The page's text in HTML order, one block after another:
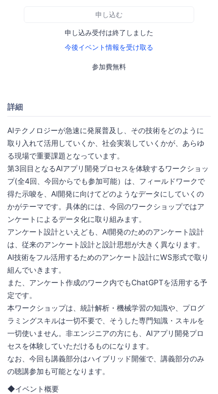
申し込む
申し込み受付は終了しました
今後イベント情報を受け取る
参加費無料
詳細
AIテクノロジーが急速に発展普及し、その技術をどのように
取り入れて活用していくか、社会実装していくかが、あらゆ
る現場で重要課題となっています。
第3回目となるAIアプリ開発プロセスを体験するワークショッ
プ(全4回、今回からでも参加可能）は、フィールドワークで
得た示唆を、AI開発に向けてどのようなデータにしていくの
かがテーマです。具体的には、今回のワークショップではア
ンケートによるデータ化に取り組みます。
アンケート設計といえども、AI開発のためのアンケート設計
は、従来のアンケート設計と設計思想が大きく異なります。
AI技術をフル活用するためのアンケート設計にWS形式で取り
組んでいきます。
また、アンケート作成のワーク内でもChatGPTを活用する予
定です。
本ワークショップは、統計解析・機械学習の知識や、プログ
ラミングスキルは一切不要で、そうした専門知識・スキルを
一切使いません。非エンジニアの方にも、AIアプリ開発プロ
セスを体験していただけるものになります。
なお、今回も講義部分はハイブリッド開催で、講義部分のみ
の聴講参加も可能となります。
◆イベント概要